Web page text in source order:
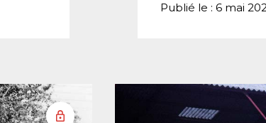
Publié le : 6 mai